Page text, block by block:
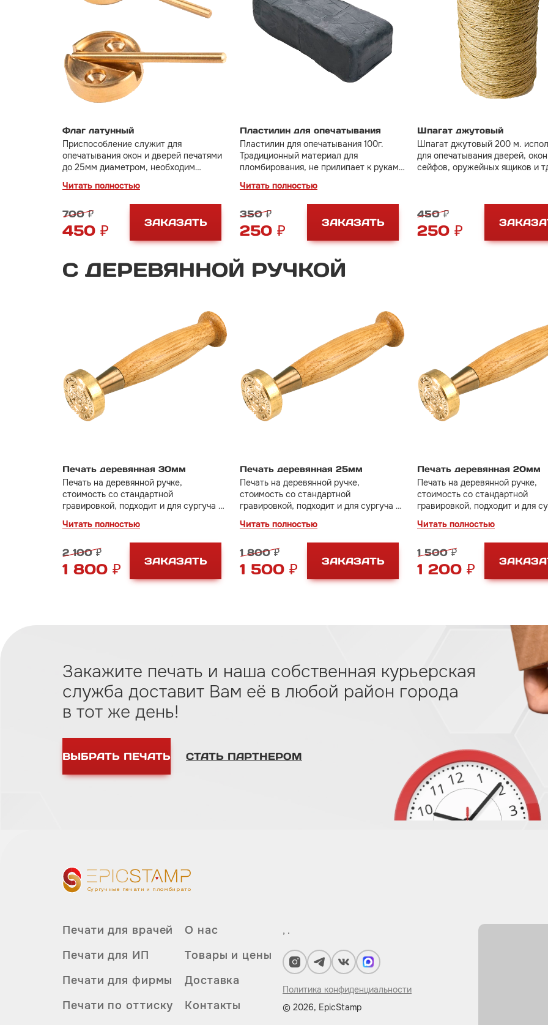
Флаг латунный
Читать полностью
Приспособление служит для
опечатывания окон и дверей печатями
до 25мм диаметром, необходим
материал
700 ₽
450 ₽ ЗАКАЗАТЬ
Пластилин для опечатывания
Читать полностью
Пластилин для опечатывания 100г.
Традиционный материал для
пломбирования, не прилипает к рукам,
350 ₽
250 ₽ ЗАКАЗАТЬ
Шпагат джутовый
Шпагат джутовый 200 м.
для опечатывания дверей,
сейфов, оружейных ящиков и
450 ₽
250 ₽
С ДЕРЕВЯННОЙ РУЧКОЙ
Печать деревянная 30мм
Читать полностью
Печать на деревянной ручке,
стоимость со стандартной
гравировкой, подходит и для сургуча и
2 100 ₽
1 800 ₽ ЗАКАЗАТЬ
Печать деревянная 25мм
Читать полностью
Печать на деревянной ручке,
стоимость со стандартной
гравировкой, подходит и для сургуча и
1 800 ₽
1 500 ₽ ЗАКАЗАТЬ
Печать деревянная 20мм
Читать полностью
Печать на деревянной ручке,
стоимость со стандартной
гравировкой, подходит и для
1 500 ₽
1 200 ₽
Закажите печать и наша собственная курьерская
служба доставит Вам eё в любой район города
в тот же день!
ВЫБРАТЬ ПЕЧАТЬ СТАТЬ ПАРТНЕРОМ
Сургучные печати и пломбираторы
Печати для врачей
Печати для ИП
Печати для фирмы
Печати по оттиску
О нас
Товары и цены
Доставка
Контакты
, .
Политика конфиденциальности
© 2026, EpicStamp